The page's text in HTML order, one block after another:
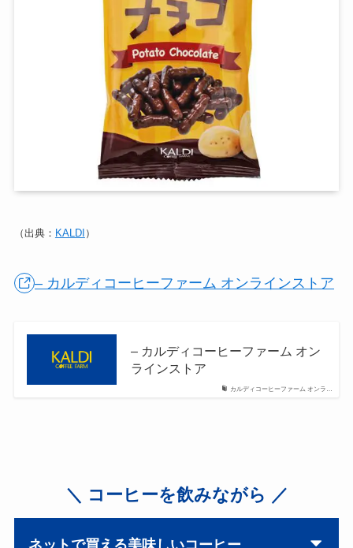
（出典： KALDI ）
– カルディコーヒーファーム オンラインストア
カルディコーヒーファーム オンラ…
– カルディコーヒーファーム オン
ラインストア
＼ コーヒーを飲みながら ／
ネットで買える美味しいコーヒー